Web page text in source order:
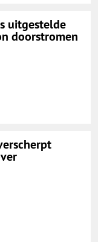
uitgestelde
doorstromen